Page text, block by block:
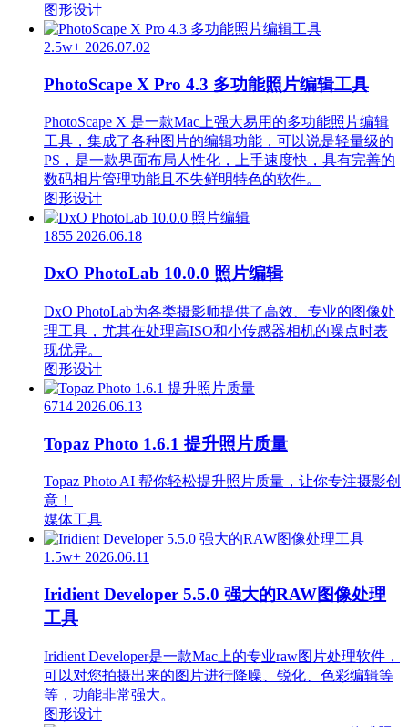
图形设计
2.5w+ 2026.07.02
PhotoScape X Pro 4.3 多功能照片编辑工具
PhotoScape X 是一款Mac上强大易用的多功能照片编辑
工具，集成了各种图片的编辑功能，可以说是轻量级的
PS，是一款界面布局人性化，上手速度快，具有完善的
数码相片管理功能且不失鲜明特色的软件。
图形设计
1855 2026.06.18
DxO PhotoLab 10.0.0 照片编辑
DxO PhotoLab为各类摄影师提供了高效、专业的图像处
理工具，尤其在处理高ISO和小传感器相机的噪点时表
现优异。
图形设计
6714 2026.06.13
Topaz Photo 1.6.1 提升照片质量
Topaz Photo AI 帮你轻松提升照片质量，让你专注摄影创
意！
媒体工具
1.5w+ 2026.06.11
Iridient Developer 5.5.0 强大的RAW图像处理
工具
Iridient Developer是一款Mac上的专业raw图片处理软件，
可以对您拍摄出来的图片进行降噪、锐化、色彩编辑等
等，功能非常强大。
图形设计